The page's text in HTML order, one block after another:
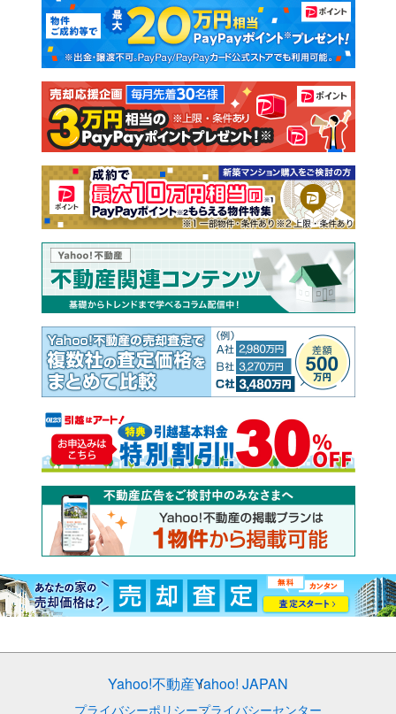
新築マンション 中古マンション
新築一戸建て 中古一戸建て
注文住宅 土地
売却査定
Yahoo!不動産Yahoo! JAPAN
プライバシーポリシープライバシーセンター